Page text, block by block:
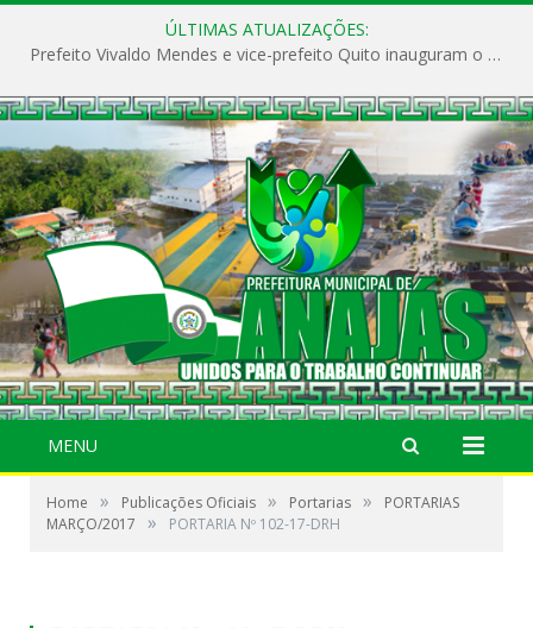
ÚLTIMAS ATUALIZAÇÕES:
Prefeito Vivaldo Mendes e vice-prefeito Quito inauguram o CAPS e fortalecem a saúde pública em Anajás.
MENU
Home » Publicações Oficiais » Portarias »
PORTARIAS
MARÇO/2017
» PORTARIA Nº 102-17-DRH